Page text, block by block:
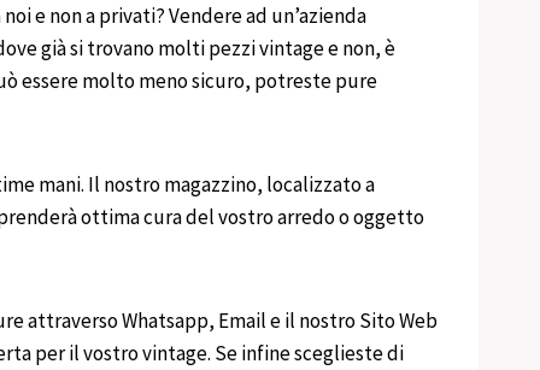
e non a privati? Vendere ad un’azienda
già si trovano molti pezzi vintage e non, è
essere molto meno sicuro, potreste pure
mani. Il nostro magazzino, localizzato a
ottima cura del vostro arredo o oggetto
attraverso Whatsapp, Email e il nostro Sito Web
per il vostro vintage. Se infine sceglieste di